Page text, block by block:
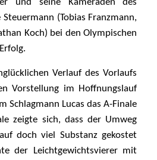
und seine Kameraden des
(Tobias Franzmann,
Koch) bei den Olympischen
Verlauf des Vorlaufs
Vorstellung im Hoffnungslauf
Schlagmann Lucas das A-Finale
zeigte sich, dass der Umweg
doch viel Substanz gekostet
der Leichtgewichtsvierer mit